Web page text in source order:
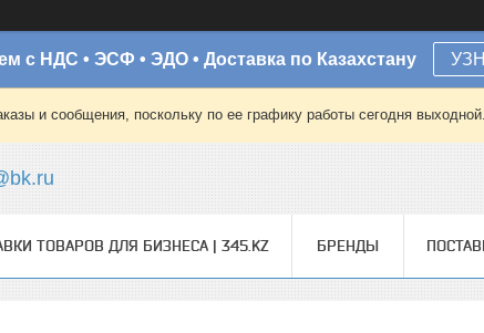
с НДС • ЭСФ • ЭДО • Доставка по Казахстану
и сообщения, поскольку по ее графику работы сегодня
ТОВАРОВ ДЛЯ БИЗНЕСА | 345.KZ БРЕНДЫ